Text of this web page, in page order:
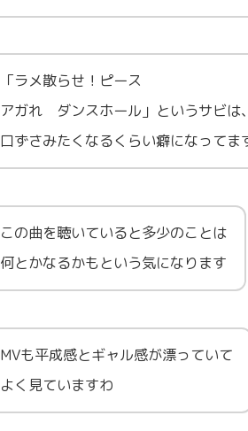
「ラメ散らせ！ピース
アガれ ダンスホール」というサビは、
口ずさみたくなるくらい癖になってま
この曲を聴いていると多少のことは
何とかなるかもという気になります
MVも平成感とギャル感が漂っていて
よく見ていますわ